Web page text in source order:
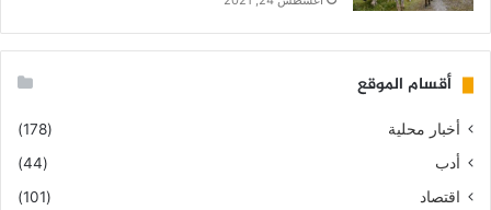
أقسام الموقع
أخبار محلية
(178)
أدب
(44)
اقتصاد
(101)